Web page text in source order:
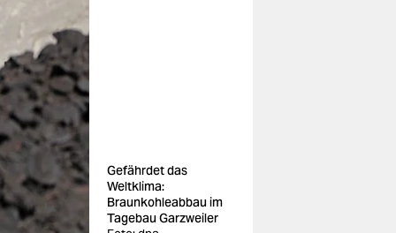
Gefährdet das
Weltklima:
Braunkohleabbau im
Tagebau Garzweiler